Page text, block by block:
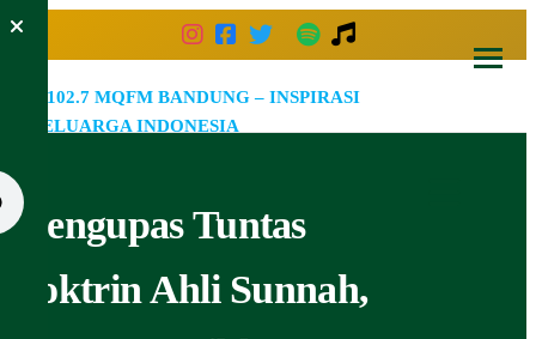
Skip
content
Mengupas Tuntas
Doktrin Ahli Sunnah,